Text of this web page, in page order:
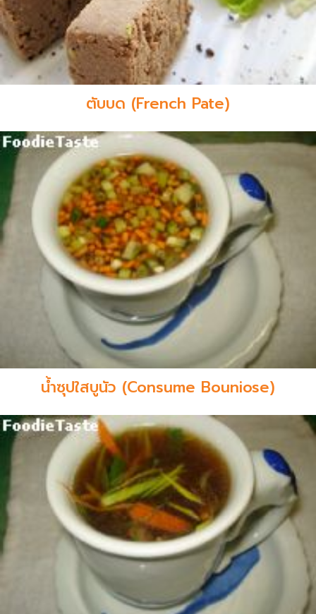
ตับบด (French Pate)
น้ำซุปใสบูนัว (Consume Bouniose)